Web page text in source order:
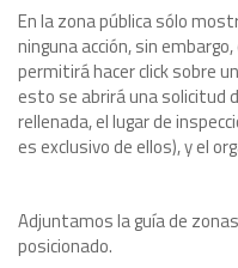
En la zona pública sólo
ninguna acción, sin
permitirá hacer click sobre
esto se abrirá una solicitud
rellenada, el lugar de
es exclusivo de ellos), y el
Adjuntamos la guía de
posicionado.